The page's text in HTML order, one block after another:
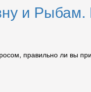
и
правильно ли вы